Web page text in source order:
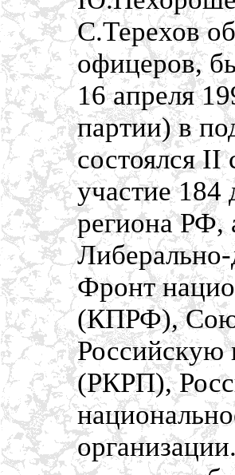
С.Терехов
офицеров,
16 апреля
партии) в
состоялся
участие
региона РФ,
Фронт
(КПРФ),
Российскую
(РКРП),